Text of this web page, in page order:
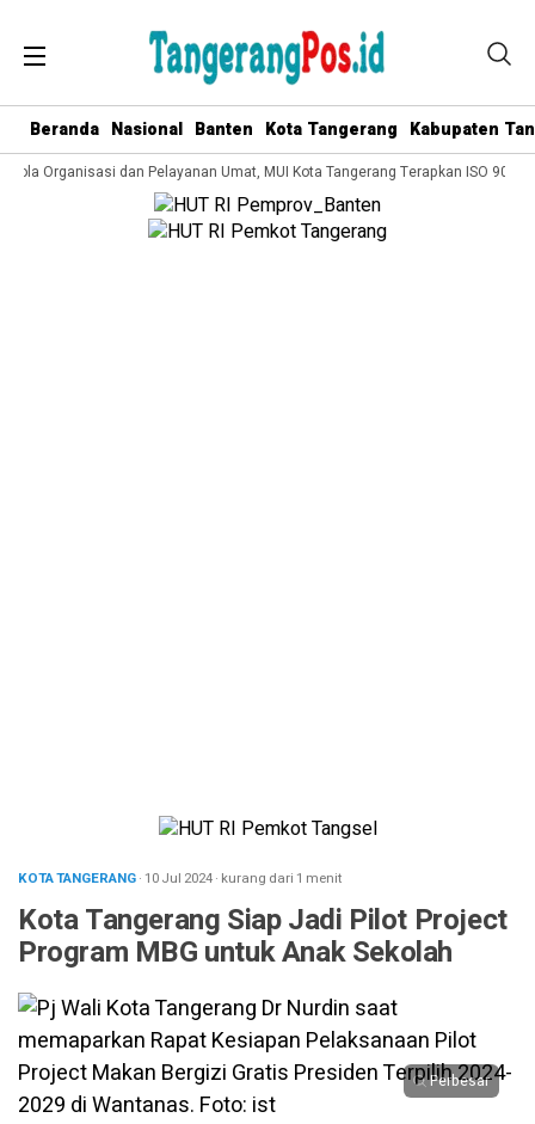
Beranda Nasional Banten Kota Tangerang Kabupaten
Organisasi dan Pelayanan Umat, MUI Kota Tangerang Terapkan ISO
KOTA TANGERANG· 10 Jul 2024· kurang dari 1 menit
Kota Tangerang Siap Jadi Pilot Project
Program MBG untuk Anak Sekolah
Perbesar